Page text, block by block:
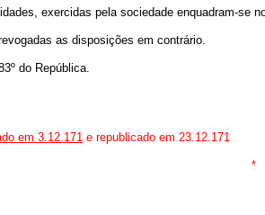
exercidas pela sociedade enquadram-se
as disposições em contrário.
do República.
em 3.12.171 e republicado em 23.12.171
*